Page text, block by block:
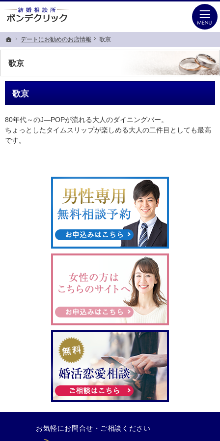
ホーム
デートにお勧めのお店情報 歌京
歌京
ビジネスマンの婚活を応援します！！銀座・有楽町の結婚相談所なら当相談所へ
銀座・有楽町の婚活なら本気の30代を応援するIBJ加盟結婚相談所ボンデクリック
歌京
80年代～のJ―POPが流れる大人のダイニングバー。
ちょっとしたタイムスリップが楽しめる大人の二件目としても最高
です。
ホーム
デートにお勧めのお店情報 歌京
お気軽にお問合せ・ご相談ください